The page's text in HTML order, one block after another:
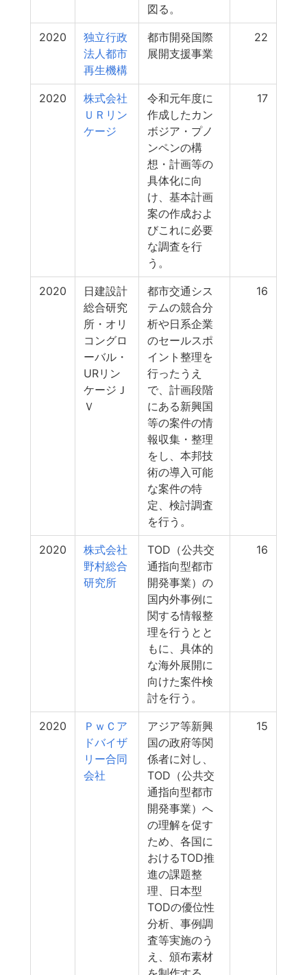
図る。
2020
独立行政
法人都市
再生機構
都市開発国際
展開支援事業
22
2020
株式会社
ＵＲリン
ケージ
令和元年度に
作成したカン
ボジア・プノ
ンペンの構
想・計画等の
具体化に向
け、基本計画
案の作成およ
びこれに必要
な調査を行
う。
17
2020
日建設計
総合研究
所・オリ
コングロ
ーバル・
URリン
ケージＪ
Ｖ
都市交通シス
テムの競合分
析や日系企業
のセールスポ
イント整理を
行ったうえ
で、計画段階
にある新興国
等の案件の情
報収集・整理
をし、本邦技
術の導入可能
な案件の特
定、検討調査
を行う。
16
2020
株式会社
野村総合
研究所
TOD（公共交
通指向型都市
開発事業）の
国内外事例に
関する情報整
理を行うとと
もに、具体的
な海外展開に
向けた案件検
討を行う。
16
2020
ＰｗＣア
ドバイザ
リー合同
会社
アジア等新興
国の政府等関
係者に対し、
TOD（公共交
通指向型都市
開発事業）へ
の理解を促す
ため、各国に
おけるTOD推
進の課題整
理、日本型
TODの優位性
分析、事例調
査等実施のう
え、頒布素材
15